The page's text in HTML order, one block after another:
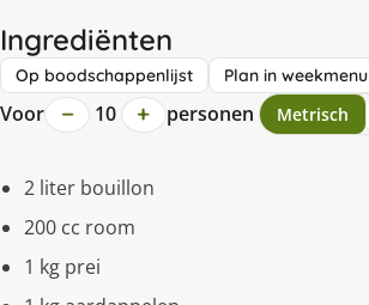
Ingrediënten
Op boodschappenlijst Plan in weekmenu
Voor − 10 + personen Metrisch
2 liter bouillon
200 cc room
1 kg prei